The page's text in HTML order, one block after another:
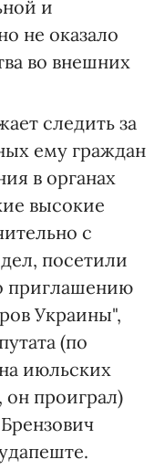
и
не оказало
во внешних
следить за
ему граждан
в органах
высокие
с
посетили
приглашению
Украины",
(по
июльских
он проиграл)